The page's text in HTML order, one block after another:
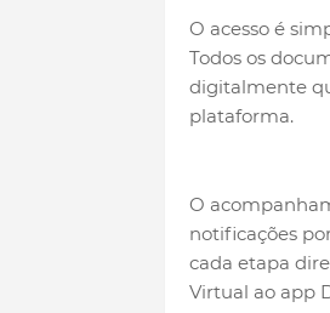
O acesso é
Todos os
digitalmente
plataforma.
O
notificações
cada etapa
Virtual ao app